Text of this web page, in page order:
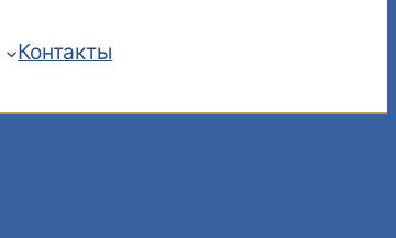
Контакты